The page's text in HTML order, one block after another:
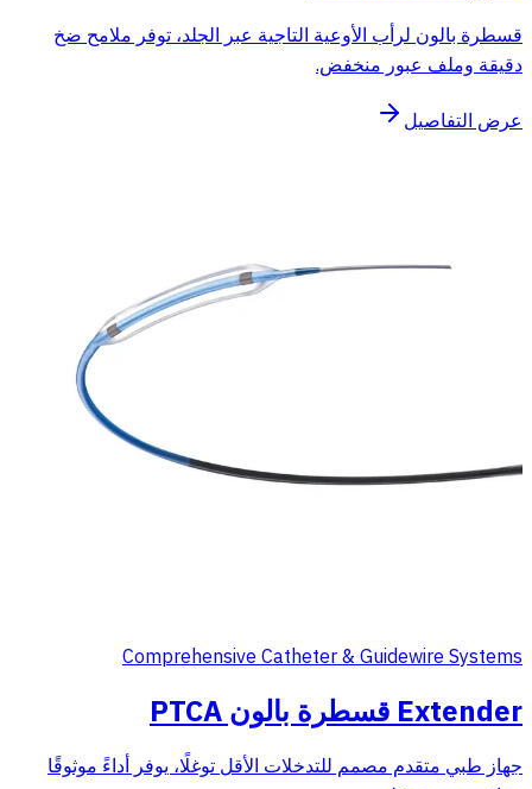
قسطرة بالون لرأب الأوعية التاجية عبر الجلد، توفر ملامح ضخ
دقيقة وملف عبور منخفض.
عرض التفاصيل
Comprehensive Catheter & Guidewire Systems
Extender قسطرة بالون PTCA
جهاز طبي متقدم مصمم للتدخلات الأقل توغلًا، يوفر أداءً موثوقًا